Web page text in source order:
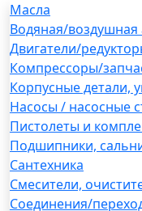
Масла
Водяная/воздушная
Двигатели/
Компрессоры/
Корпусные детали,
Насосы / насосные
Пистолеты и
Подшипники,
Сантехника
Смесители,
Соединения/